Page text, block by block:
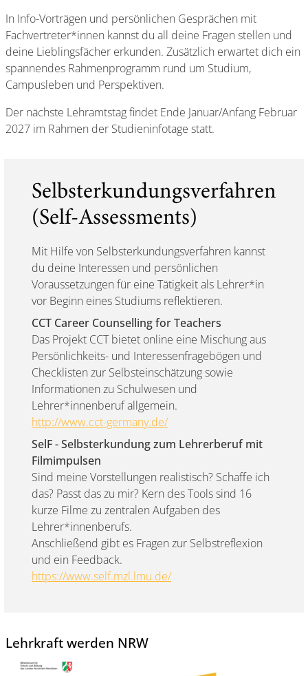
In Info-Vorträgen und persönlichen Gesprächen mit
Fachvertreter*innen kannst du all deine Fragen stellen und
deine Lieblingsfächer erkunden. Zusätzlich erwartet dich ein
spannendes Rahmenprogramm rund um Studium,
Campusleben und Perspektiven.
Der nächste Lehramtstag findet Ende Januar/Anfang Februar
2027 im Rahmen der Studieninfotage statt.
Selbsterkundungsverfahren
(Self-Assessments)
Mit Hilfe von Selbsterkundungsverfahren kannst
du deine Interessen und persönlichen
Voraussetzungen für eine Tätigkeit als Lehrer*in
vor Beginn eines Studiums reflektieren.
CCT Career Counselling for Teachers
Das Projekt CCT bietet online eine Mischung aus
Persönlichkeits- und Interessenfragebögen und
Checklisten zur Selbsteinschätzung sowie
Informationen zu Schulwesen und
Lehrer*innenberuf allgemein.
http://www.cct-germany.de/
SelF - Selbsterkundung zum Lehrerberuf mit
Filmimpulsen
Sind meine Vorstellungen realistisch? Schaffe ich
das? Passt das zu mir? Kern des Tools sind 16
kurze Filme zu zentralen Aufgaben des
Lehrer*innenberufs.
Anschließend gibt es Fragen zur Selbstreflexion
und ein Feedback.
https://www.self.mzl.lmu.de/
Lehrkraft werden NRW